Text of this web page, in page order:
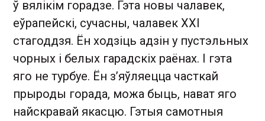
ў вялікім горадзе. Гэта новы чалавек,
еўрапейскі, сучасны, чалавек XXI
стагоддзя. Ён ходзіць адзін у пустэльных
чорных і белых гарадскіх раёнах. І гэта
яго не турбуе. Ён з’яўляецца часткай
прыроды горада, можа быць, нават яго
найскравай якасцю. Гэтыя самотныя